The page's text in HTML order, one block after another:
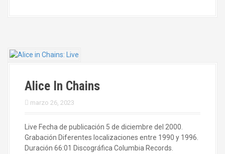
Alice In Chains
marzo 26, 2023
Live Fecha de publicación 5 de diciembre del 2000.
Grabación Diferentes localizaciones entre 1990 y 1996.
Duración 66:01 Discográfica Columbia Records.